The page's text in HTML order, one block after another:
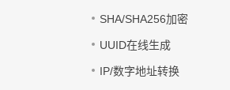
SHA/SHA256加密
UUID在线生成
IP/数字地址转换